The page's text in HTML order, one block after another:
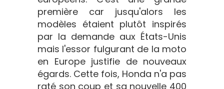
première car jusqu'alors les
modèles étaient plutôt inspirés
par la demande aux États-Unis
mais l'essor fulgurant de la moto
en Europe justifie de nouveaux
égards. Cette fois, Honda n'a pas
raté son coup et sa nouvelle 400